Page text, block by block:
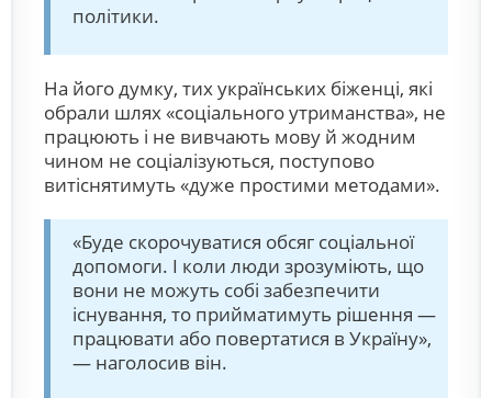
політики.
На його думку, тих українських біженці, які
обрали шлях «соціального утриманства», не
працюють і не вивчають мову й жодним
чином не соціалізуються, поступово
витіснятимуть «дуже простими методами».
«Буде скорочуватися обсяг соціальної
допомоги. І коли люди зрозуміють, що
вони не можуть собі забезпечити
існування, то прийматимуть рішення —
працювати або повертатися в Україну»,
— наголосив він.